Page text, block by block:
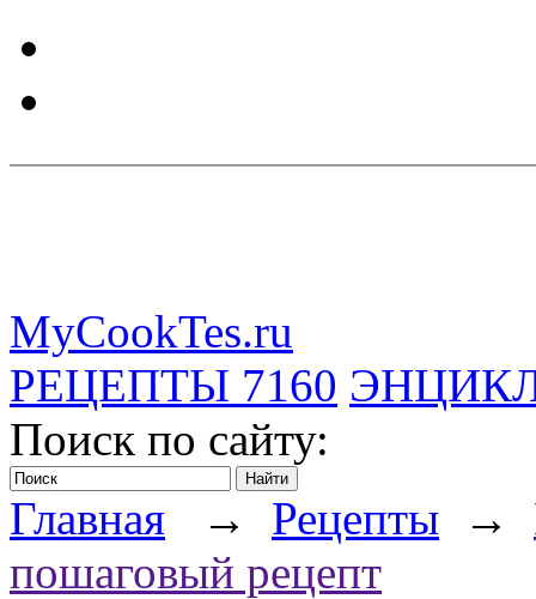
MyCookTes.ru
РЕЦЕПТЫ 7160
Поиск по сайту:
Главная → Рецепты →
пошаговый рецепт